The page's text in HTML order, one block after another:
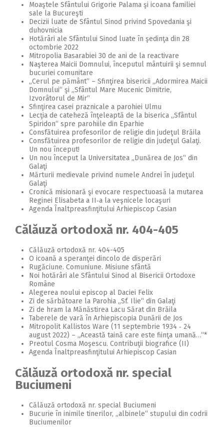
Moaştele Sfântului Grigorie Palama şi icoana familiei
sale la Bucureşti
Decizii luate de Sfântul Sinod privind Spovedania şi
duhovnicia
Hotărâri ale Sfântului Sinod luate în şedinţa din 28
octombrie 2022
Mitropolia Basarabiei 30 de ani de la reactivare
Naşterea Maicii Domnului, începutul mântuirii şi semnul
bucuriei comunitare
„Cerul pe pământ“ – Sfinţirea bisericii „Adormirea Maicii
Domnului“ şi „Sfântul Mare Mucenic Dimitrie,
Izvorâtorul de Mir“
Sfinţirea casei praznicale a parohiei Ulmu
Lecţia de cateheză înţeleaptă de la biserica „Sfântul
Spiridon“ spre parohiile din Eparhie
Consfătuirea profesorilor de religie din judeţul Brăila
Consfătuirea profesorilor de religie din judeţul Galaţi.
Un nou început!
Un nou început la Universitatea „Dunărea de Jos“ din
Galaţi
Mărturii medievale privind numele Andrei în judeţul
Galaţi
Cronică misionară şi evocare respectuoasă la mutarea
Reginei Elisabeta a II‑a la veşnicele locaşuri
Agenda Înaltpreasfinţitului Arhiepiscop Casian
Călăuză ortodoxă nr. 404-405
Călăuză ortodoxă nr. 404-405
O icoană a speranţei dincolo de disperări
Rugăciune. Comuniune. Misiune sfântă
Noi hotărâri ale Sfântului Sinod al Bisericii Ortodoxe
Române
Alegerea noului episcop al Daciei Felix
Zi de sărbătoare la Parohia „Sf. Ilie“ din Galaţi
Zi de hram la Mănăstirea Lacu Sărat din Brăila
Taberele de vară în Arhiepiscopia Dunării de Jos
Mitropolit Kallistos Ware (11 septembrie 1934 ‑ 24
august 2022) – „Această taină care este fiinţa umană…“*
Preotul Cosma Moşescu. Contribuţii biografice (II)
Agenda Înaltpreasfinţitului Arhiepiscop Casian
Călăuză ortodoxă nr. special
Buciumeni
Călăuză ortodoxă nr. special Buciumeni
Bucurie în inimile tinerilor, „albinele“ stupului din codrii
Buciumenilor